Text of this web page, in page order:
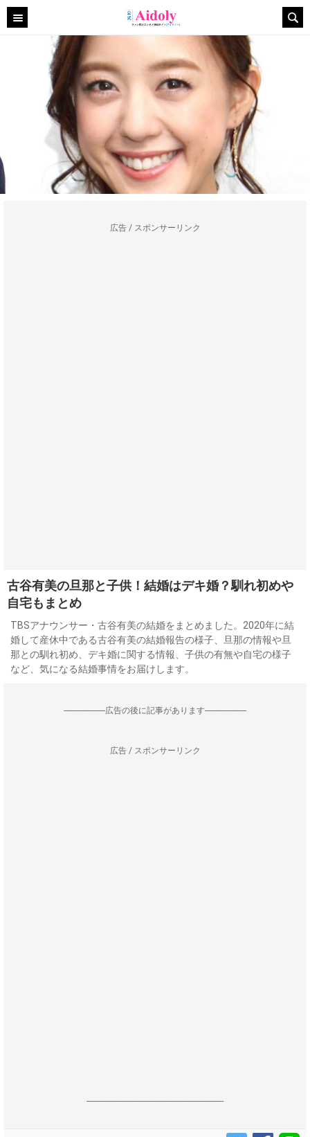
広告 / スポンサーリンク
古谷有美の旦那と子供！結婚はデキ婚？馴れ初めや
自宅もまとめ
TBSアナウンサー・古谷有美の結婚をまとめました。2020年に結
婚して産休中である古谷有美の結婚報告の様子、旦那の情報や旦
那との馴れ初め、デキ婚に関する情報、子供の有無や自宅の様子
など、気になる結婚事情をお届けします。
--------------------広告の後に記事があります--------------------
広告 / スポンサーリンク
------------------------------------------------------------------